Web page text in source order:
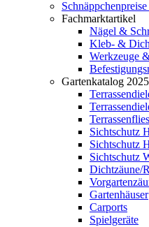
Fachmarktartikel
Nägel &
Kleb- &
Werkzeuge
Gartenkatalog 2025
Sichtschutz
Sichtschutz
Sichtschutz
Dichtzäune/
Gartenhäuser
Carports
Spielgeräte